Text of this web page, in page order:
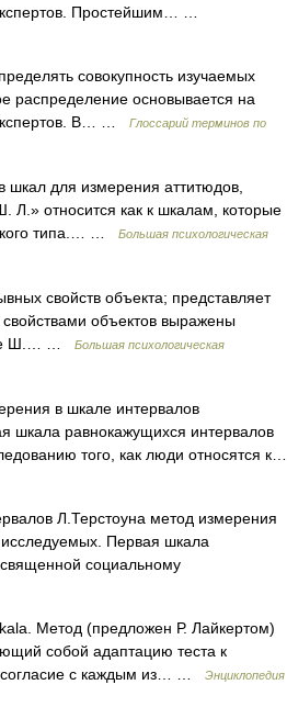
Простейшим… …
совокупность изучаемых
распределение основывается на
В… …
Глоссарий терминов по
для измерения аттитюдов,
относится как к шкалам, которые
типа.… …
Большая психологическая
свойств объекта; представляет
объектов выражены
Ш.… …
Большая психологическая
в шкале интервалов
шкала равнокажущихся интервалов
того, как люди относятся к…
Л.Терстоуна метод измерения
исследуемых. Первая шкала
социальному
Метод (предложен Р. Лайкертом)
собой адаптацию теста к
с каждым из… …
Энциклопедия